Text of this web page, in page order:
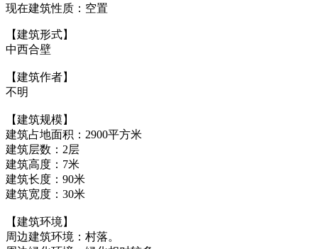
现在建筑性质：空置
【建筑形式】
中西合壁
【建筑作者】
不明
【建筑规模】
建筑占地面积：2900平方米
建筑层数：2层
建筑高度：7米
建筑长度：90米
建筑宽度：30米
【建筑环境】
周边建筑环境：村落。